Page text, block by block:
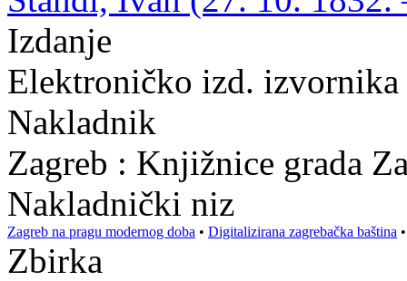
Izdanje
Elektroničko izd. izvornika
Nakladnik
Zagreb : Knjižnice grada
Nakladnički niz
Zagreb na pragu modernog doba • Digitalizirana zagrebačka baština
Zbirka